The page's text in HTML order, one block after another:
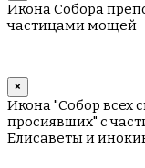
Икона Собора
частицами мощей
×
Икона "Собор всех
просиявших" с
Елисаветы и